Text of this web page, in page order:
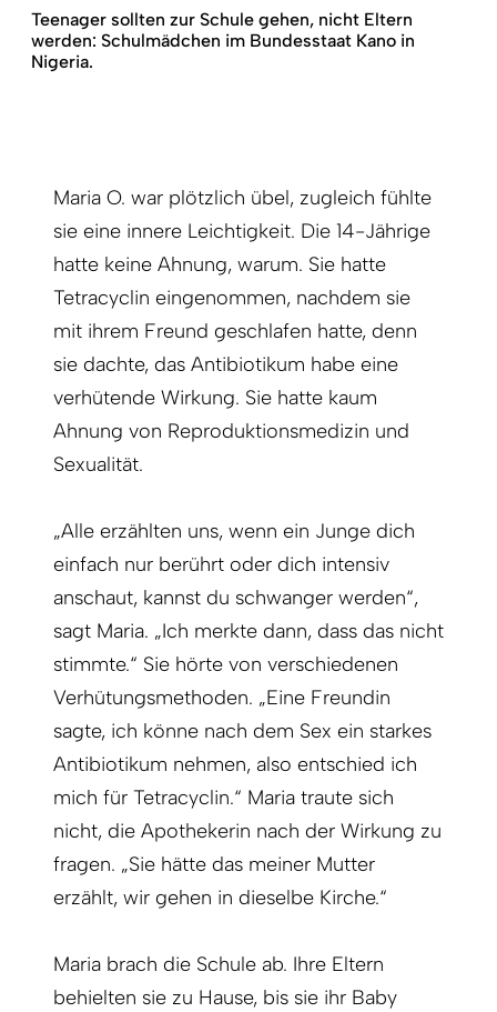
Teenager sollten zur Schule gehen, nicht Eltern
werden: Schulmädchen im Bundesstaat Kano in
Nigeria.
Maria O. war plötzlich übel, zugleich fühlte
sie eine innere Leichtigkeit. Die 14-Jährige
hatte keine Ahnung, warum. Sie hatte
Tetracyclin eingenommen, nachdem sie
mit ihrem Freund geschlafen hatte, denn
sie dachte, das Antibiotikum habe eine
verhütende Wirkung. Sie hatte kaum
Ahnung von Reproduktionsmedizin und
Sexualität.
„Alle erzählten uns, wenn ein Junge dich
einfach nur berührt oder dich intensiv
anschaut, kannst du schwanger werden“,
sagt Maria. „Ich merkte dann, dass das nicht
stimmte.“ Sie hörte von verschiedenen
Verhütungsmethoden. „Eine Freundin
sagte, ich könne nach dem Sex ein starkes
Antibiotikum nehmen, also entschied ich
mich für Tetracyclin.“ Maria traute sich
nicht, die Apothekerin nach der Wirkung zu
fragen. „Sie hätte das meiner Mutter
erzählt, wir gehen in dieselbe Kirche.“
Maria brach die Schule ab. Ihre Eltern
behielten sie zu Hause, bis sie ihr Baby